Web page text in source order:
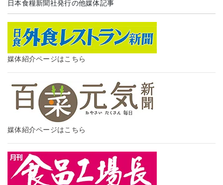
日本食糧新聞社発行の他媒体記事
媒体紹介ページはこちら
媒体紹介ページはこちら